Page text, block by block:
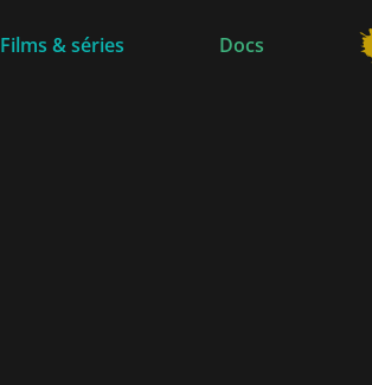
Films & séries Docs